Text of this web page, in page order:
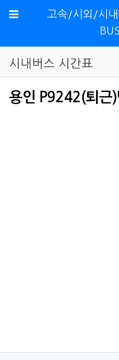
메뉴
고속/시외/시
시내버스 시간표
용인 P9242(퇴근